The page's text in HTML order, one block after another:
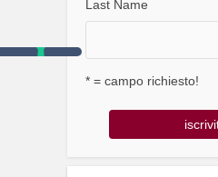
Last Name
* = campo richiesto!